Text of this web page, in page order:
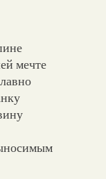
мечте